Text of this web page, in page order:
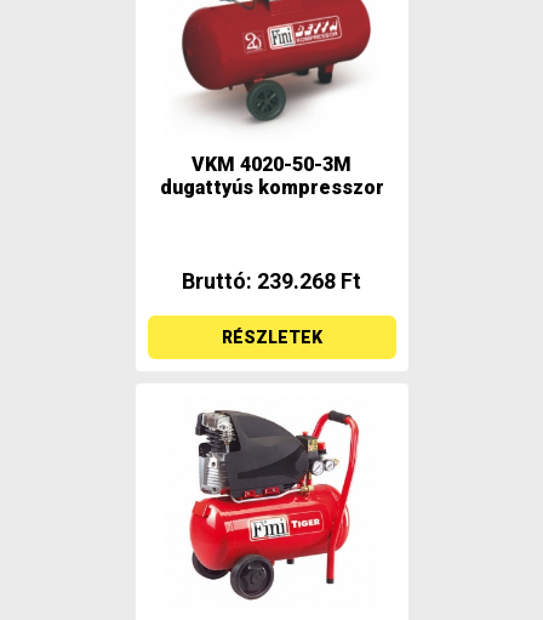
VKM 4020-50-3M
dugattyús kompresszor
Bruttó: 239.268 Ft
RÉSZLETEK